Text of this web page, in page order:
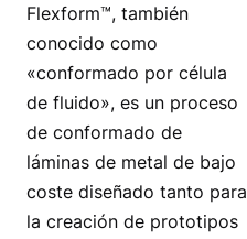
Flexform™, también
conocido como
«conformado por célula
de fluido», es un proceso
de conformado de
láminas de metal de bajo
coste diseñado tanto para
la creación de prototipos